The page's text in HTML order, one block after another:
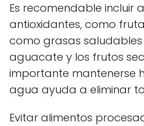
Es recomendable incluir
antioxidantes, como
como grasas
aguacate y los frutos
importante mantenerse
agua ayuda a eliminar
Evitar alimentos